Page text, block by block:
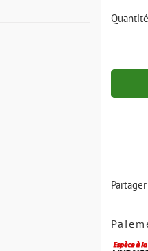
Quantité
Partager